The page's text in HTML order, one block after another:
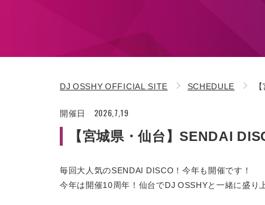
DJ OSSHY OFFICIAL SITE SCHEDULE
開催日 2026,7,19
【宮城県・仙台】SENDAI
毎回大人気のSENDAI DISCO！今年も開催です！
今年は開催10周年！仙台でDJ OSSHYと一緒に盛り